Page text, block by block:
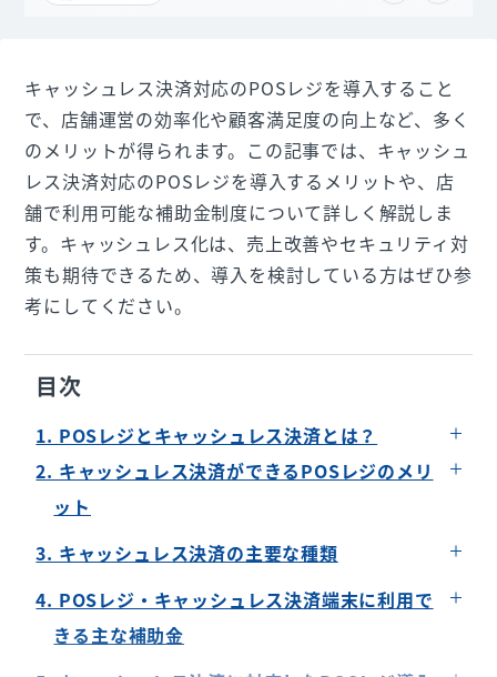
キャッシュレス決済対応のPOSレジを導入すること
で、店舗運営の効率化や顧客満足度の向上など、多く
のメリットが得られます。この記事では、キャッシュ
レス決済対応のPOSレジを導入するメリットや、店
舗で利用可能な補助金制度について詳しく解説しま
す。キャッシュレス化は、売上改善やセキュリティ対
策も期待できるため、導入を検討している方はぜひ参
考にしてください。
目次
1. POSレジとキャッシュレス決済とは？
2. キャッシュレス決済ができるPOSレジのメリ
ット
業務を効率化できる
3. キャッシュレス決済の主要な種類
クレジットカード決済
電子マネー
4. POSレジ・キャッシュレス決済端末に利用で
きる主な補助金